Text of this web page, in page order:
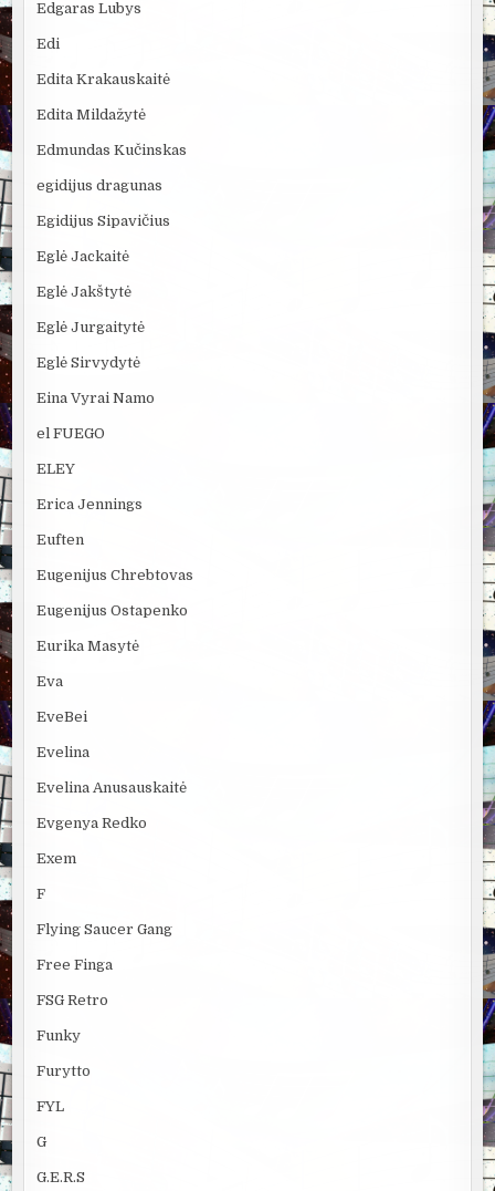
Edgaras Lubys
Edi
Edita Krakauskaitė
Edita Mildažytė
Edmundas Kučinskas
egidijus dragunas
Egidijus Sipavičius
Eglė Jackaitė
Eglė Jakštytė
Eglė Jurgaitytė
Eglė Sirvydytė
Eina Vyrai Namo
el FUEGO
ELEY
Erica Jennings
Euften
Eugenijus Chrebtovas
Eugenijus Ostapenko
Eurika Masytė
Eva
EveBei
Evelina
Evelina Anusauskaitė
Evgenya Redko
Exem
F
Flying Saucer Gang
Free Finga
FSG Retro
Funky
Furytto
FYL
G
G.E.R.S